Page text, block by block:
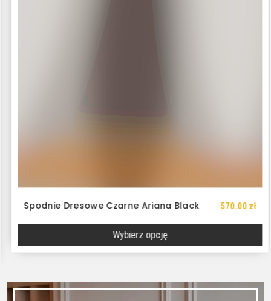
Spodnie Dresowe Czarne Ariana Black 570.00zł
Wybierz opcję
Ten
wiele